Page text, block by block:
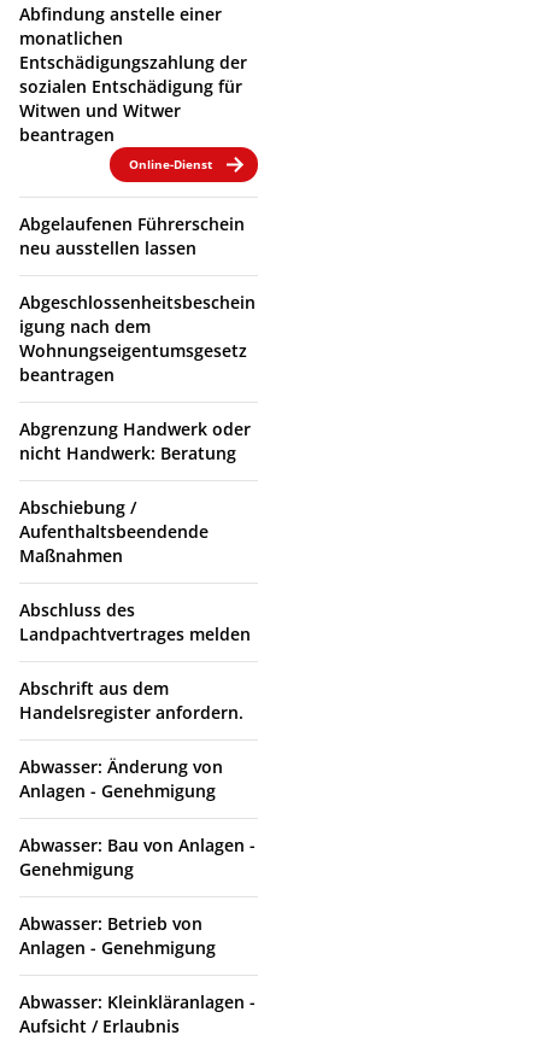
Abfindung anstelle einer
monatlichen
Entschädigungszahlung der
sozialen Entschädigung für
Witwen und Witwer
beantragen
Online-Dienst
Abgelaufenen Führerschein
neu ausstellen lassen
Abgeschlossenheitsbeschein
igung nach dem
Wohnungseigentumsgesetz
beantragen
Abgrenzung Handwerk oder
nicht Handwerk: Beratung
Abschiebung /
Aufenthaltsbeendende
Maßnahmen
Abschluss des
Landpachtvertrages melden
Abschrift aus dem
Handelsregister anfordern.
Abwasser: Änderung von
Anlagen - Genehmigung
Abwasser: Bau von Anlagen -
Genehmigung
Abwasser: Betrieb von
Anlagen - Genehmigung
Abwasser: Kleinkläranlagen -
Aufsicht / Erlaubnis